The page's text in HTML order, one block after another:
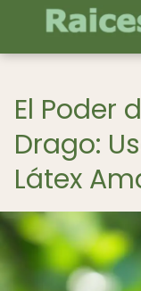
El Poder
Drago:
Látex